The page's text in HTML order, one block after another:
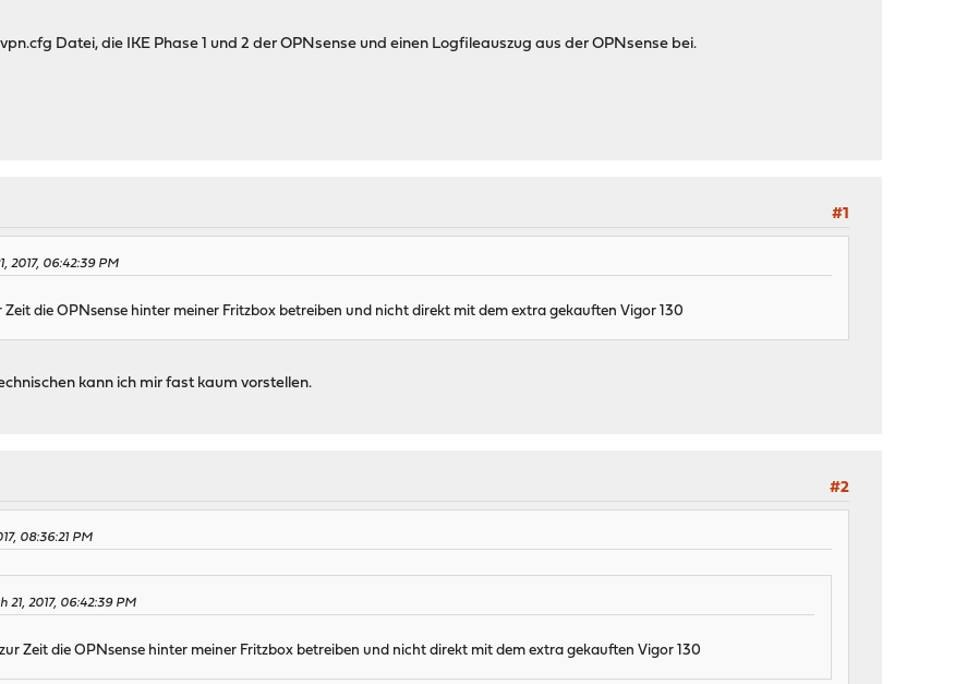
Datei, die IKE Phase 1 und 2 der OPNsense und einen Logfileauszug aus der OPNsense bei.
#1
2017, 06:42:39 PM
Zeit die OPNsense hinter meiner Fritzbox betreiben und nicht direkt mit dem extra gekauften Vigor 130
kann ich mir fast kaum vorstellen.
#2
08:36:21 PM
21, 2017, 06:42:39 PM
Zeit die OPNsense hinter meiner Fritzbox betreiben und nicht direkt mit dem extra gekauften Vigor 130